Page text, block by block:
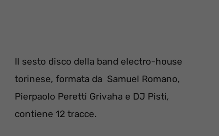
Il sesto disco della band electro-house
torinese, formata da Samuel Romano,
Pierpaolo Peretti Grivaha e DJ Pisti,
contiene 12 tracce.